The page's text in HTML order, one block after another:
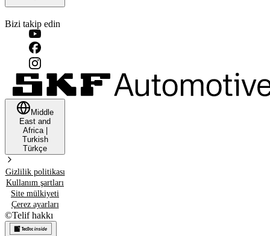
Bizi takip edin
Middle
East and
Africa|
Turkish
Türkçe
Gizlilik politikası
Kullanım şartları
Site mülkiyeti
Çerez ayarları
©Telif hakkı